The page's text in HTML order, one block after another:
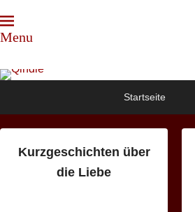
Menu
Qindie
Das Autorenkorrektiv
Startseite
Kurzgeschichten über
die Liebe